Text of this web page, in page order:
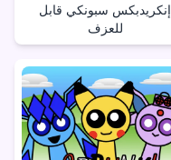
إنكريدبكس سبونكي قابل
للعزف